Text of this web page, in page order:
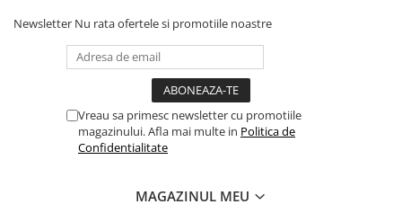
Newsletter Nu rata ofertele si promotiile noastre
Vreau sa primesc newsletter cu promotiile
magazinului. Afla mai multe in Politica de
Confidentialitate
MAGAZINUL MEU